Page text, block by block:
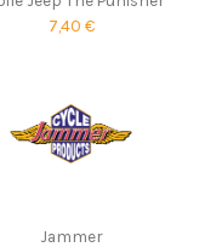
7,40 €
Jammer